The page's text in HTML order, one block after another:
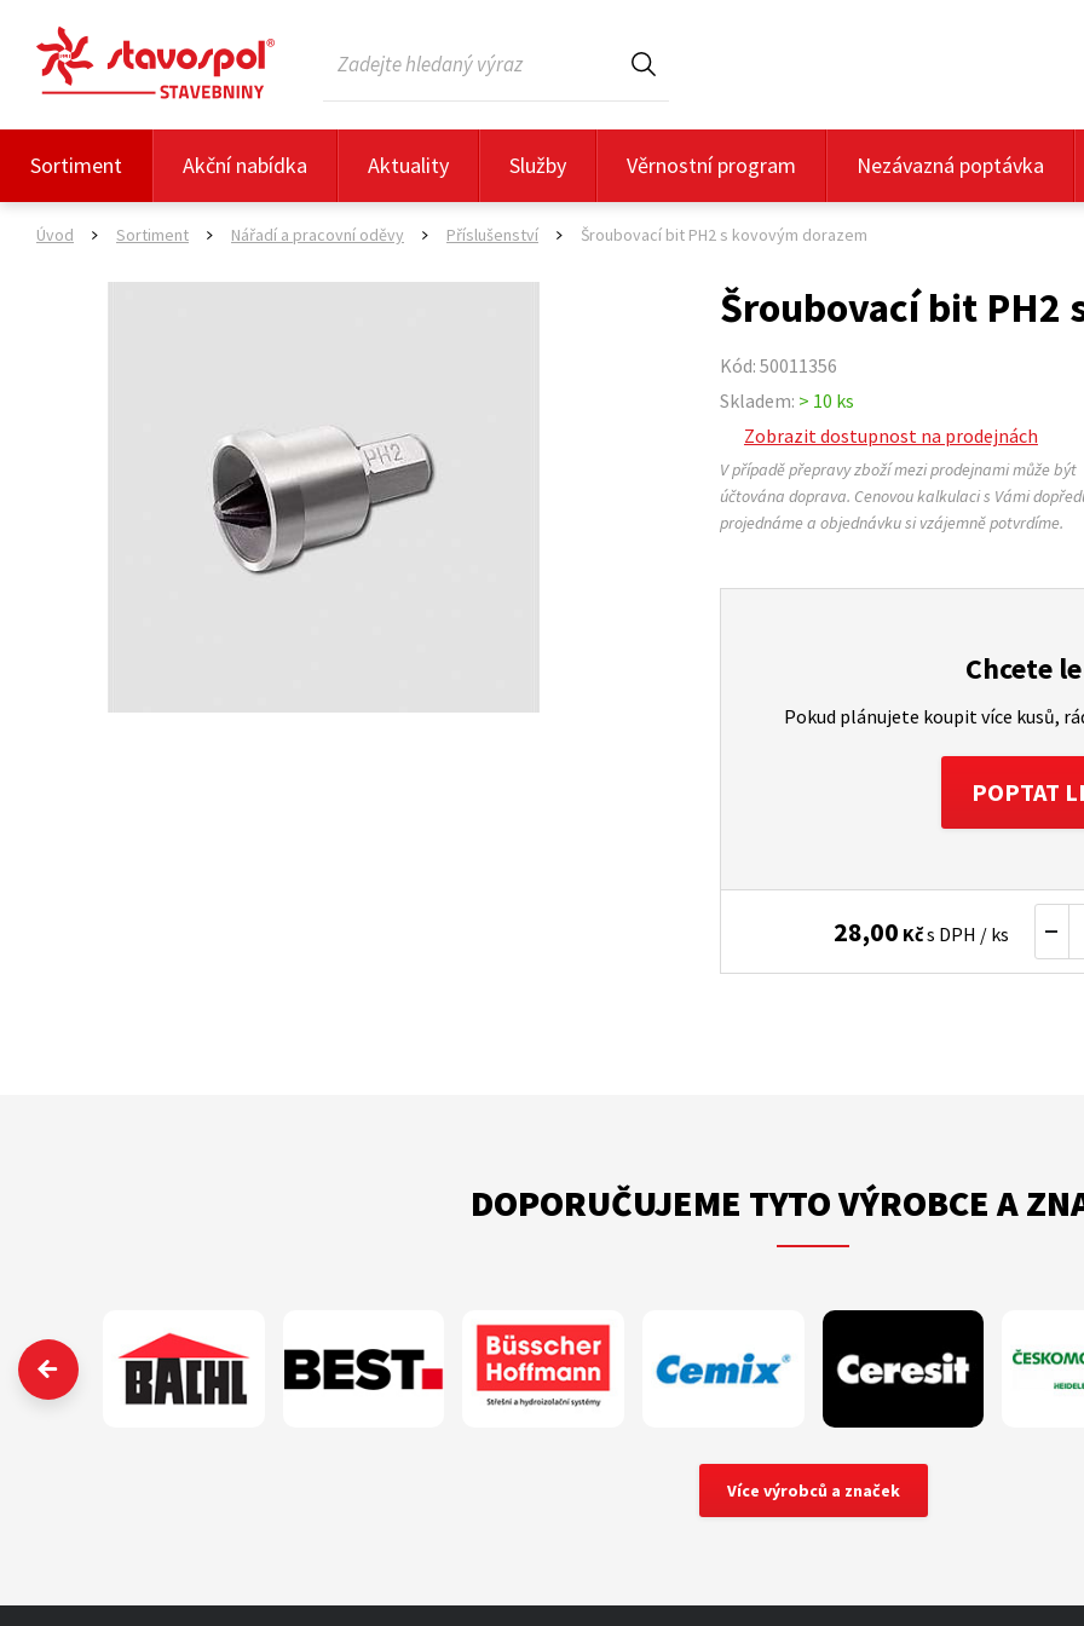
Sortiment Akční nabídka Aktuality Služby Věrnostní program Nezávazná poptávka
Úvod Sortiment Nářadí a pracovní oděvy Příslušenství Šroubovací bit PH2 s kovovým dorazem
Šroubovací bit PH2
Kód: 50011356
Skladem: > 10 ks
Zobrazit dostupnost na prodejnách
V případě přepravy zboží mezi prodejnami může být
účtována doprava. Cenovou kalkulaci s Vámi
projednáme a objednávku si vzájemně potvrdíme.
Chcete
Pokud plánujete koupit více kusů,
POPTAT
28,00 Kčs DPH / ks
DOPORUČUJEME TYTO VÝROBCE A
‹
Více výrobců a značek